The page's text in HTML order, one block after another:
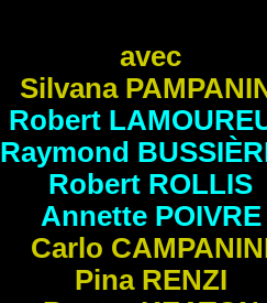
avec
Silvana
Robert
Raymond
Robert ROLLIS
Annette POIVRE
Carlo
Pina RENZI